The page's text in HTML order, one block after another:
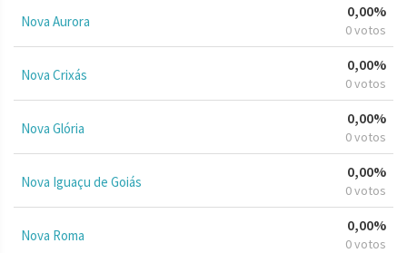
Nova Aurora
0,00%
0 votos
Nova Crixás
0,00%
0 votos
Nova Glória
0,00%
0 votos
Nova Iguaçu de Goiás
0,00%
0 votos
Nova Roma
0,00%
0 votos